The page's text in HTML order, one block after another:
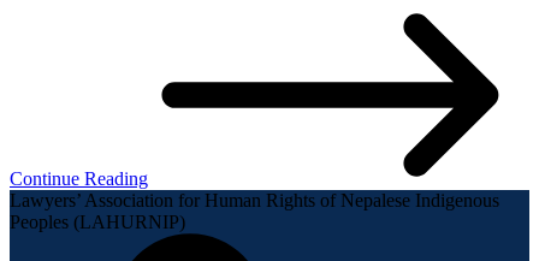
Continue Reading
Lawyers’ Association for Human Rights of Nepalese Indigenous
Peoples (LAHURNIP)